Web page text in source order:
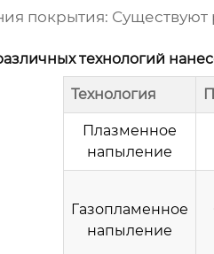
покрытия: Существуют
технологий
Технология
Плазменное
напыление
Газопламенное
напыление